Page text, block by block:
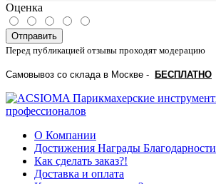
Оценка
Отправить
Перед публикацией отзывы проходят модерацию
Самовывоз со склада в Москве - БЕСПЛАТНО
О Компании
Достижения Награды Благодарности
Как сделать заказ?!
Доставка и оплата